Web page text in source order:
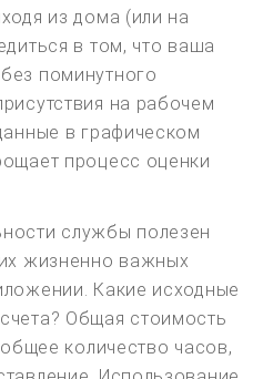
из дома (или на
в том, что ваша
поминутного
на рабочем
в графическом
процесс оценки
службы полезен
жизненно важных
Какие исходные
Общая стоимость
количество часов,